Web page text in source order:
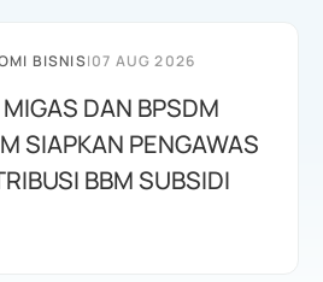
BISNIS|07 AUG 2026
DAN BPSDM
SIAPKAN PENGAWAS
BBM SUBSIDI